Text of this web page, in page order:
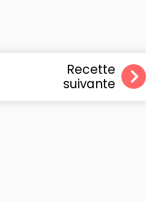
Recette
suivante